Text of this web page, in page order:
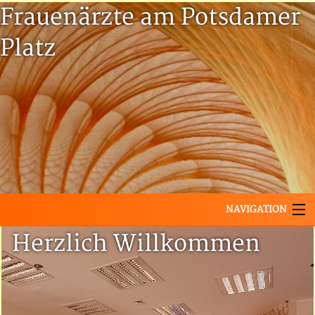
Frauenärzte am Potsdamer
Platz
NAVIGATION
Startseite
Termin buchen mit Doctolib
Unsere Leistungen
Herzlich Willkommen